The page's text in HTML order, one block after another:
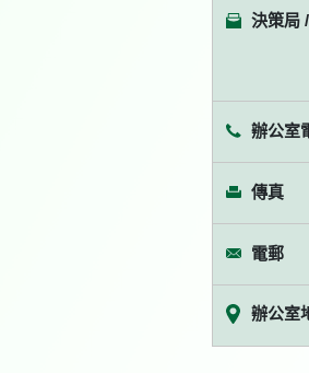
決策局
辦公室
傳真
電郵
辦公室